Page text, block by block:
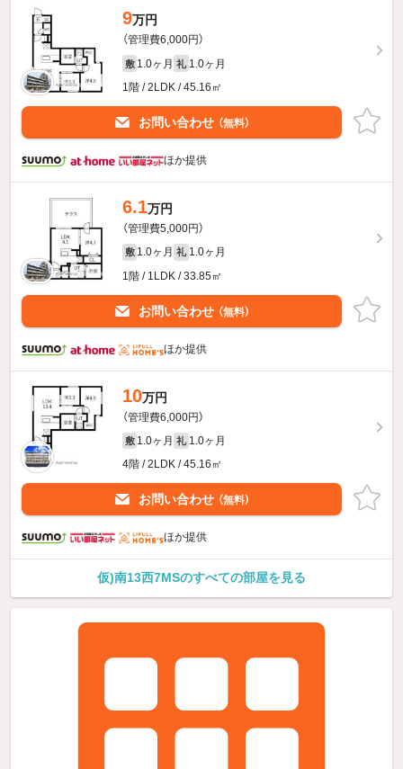
9万円
（管理費6,000円）
敷 1.0ヶ月 礼 1.0ヶ月
1階 / 2LDK / 45.16㎡
お問い合わせ （無料）
ほか提供
6.1万円
（管理費5,000円）
敷 1.0ヶ月 礼 1.0ヶ月
1階 / 1LDK / 33.85㎡
お問い合わせ （無料）
ほか提供
10万円
（管理費6,000円）
敷 1.0ヶ月 礼 1.0ヶ月
4階 / 2LDK / 45.16㎡
お問い合わせ （無料）
ほか提供
仮)南13西7MSのすべての部屋を見る